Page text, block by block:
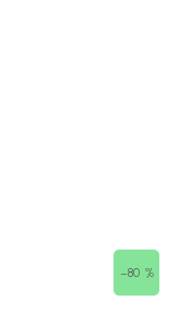
–80 %